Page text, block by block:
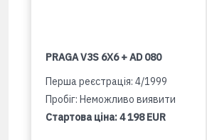
PRAGA V3S 6X6 + AD 080
Перша реєстрація: 4/1999
Пробіг: Неможливо виявити
Стартова ціна:4 198 EUR